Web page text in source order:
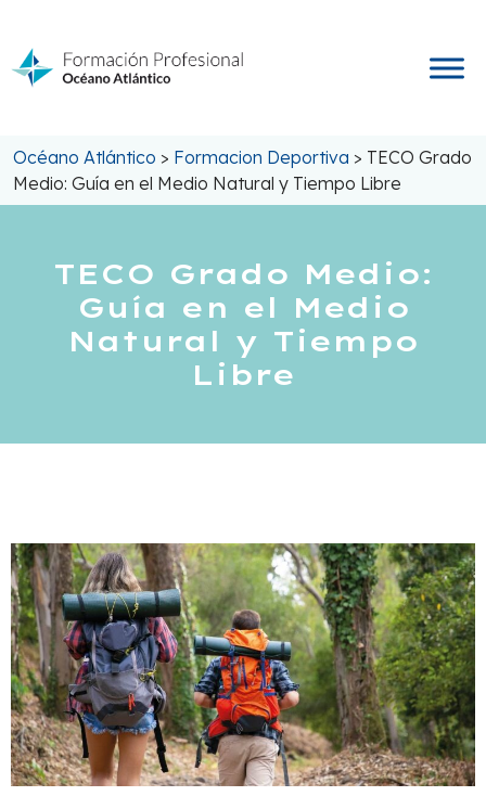
contenido
Océano Atlántico > Formacion Deportiva > TECO Grado
Medio: Guía en el Medio Natural y Tiempo Libre
TECO Grado Medio:
Guía en el Medio
Natural y Tiempo
Libre